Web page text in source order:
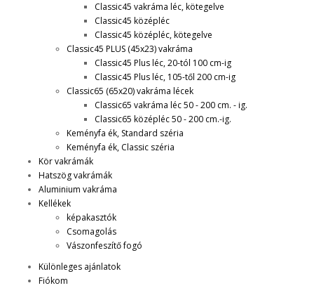
Classic45 vakráma léc, kötegelve
Classic45 középléc
Classic45 középléc, kötegelve
Classic45 PLUS (45x23) vakráma
Classic45 Plus léc, 20-tól 100 cm-ig
Classic45 Plus léc, 105-től 200 cm-ig
Classic65 (65x20) vakráma lécek
Classic65 vakráma léc 50 - 200 cm. - ig.
Classic65 középléc 50 - 200 cm.-ig.
Keményfa ék, Standard széria
Keményfa ék, Classic széria
Kör vakrámák
Hatszög vakrámák
Aluminium vakráma
Kellékek
képakasztók
Csomagolás
Vászonfeszítő fogó
Különleges ajánlatok
Fiókom